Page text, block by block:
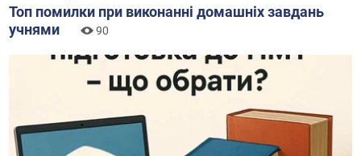
Топ помилки при виконанні домашніх завдань
учнями
90